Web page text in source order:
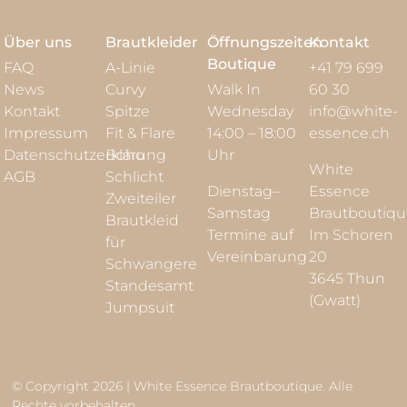
Über uns
FAQ
News
Kontakt
Impressum
Datenschutzerklärung
AGB
Brautkleider
A-Linie
Curvy
Spitze
Fit & Flare
Boho
Schlicht
Zweiteiler
Brautkleid
für
Schwangere
Standesamt
Jumpsuit
Öffnungszeiten
Boutique
Walk In
Wednesday
14:00 – 18:00
Uhr
Dienstag–
Samstag
Termine auf
Vereinbarung
Kontakt
+41 79 699
60 30
info@white-
essence.ch
White
Essence
Im Schoren
20
3645 Thun
(Gwatt)
© Copyright 2026 | White Essence Brautboutique. Alle